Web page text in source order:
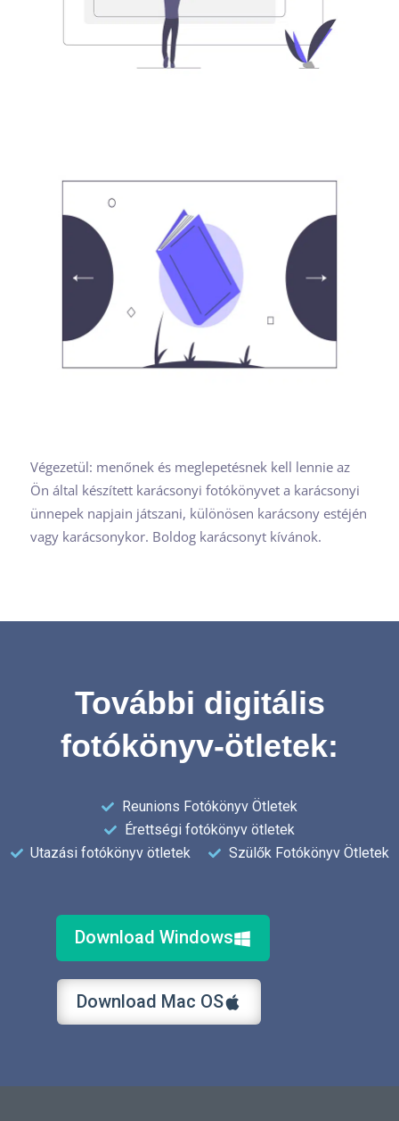
Végezetül: menőnek és meglepetésnek kell lennie az
Ön által készített karácsonyi fotókönyvet a karácsonyi
ünnepek napjain játszani, különösen karácsony estéjén
vagy karácsonykor. Boldog karácsonyt kívánok.
További digitális
fotókönyv-ötletek:
Reunions Fotókönyv Ötletek
Érettségi fotókönyv ötletek
Utazási fotókönyv ötletek
Szülők Fotókönyv Ötletek
Download Windows
Download Mac OS